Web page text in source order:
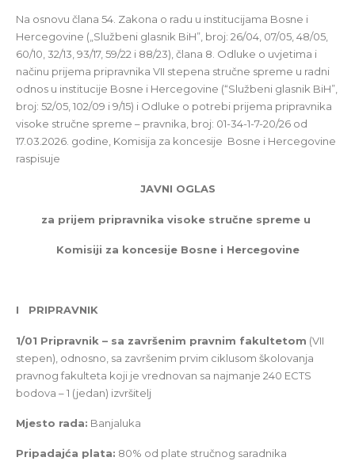
Na osnovu člana 54. Zakona o radu u institucijama Bosne i
Hercegovine („Službeni glasnik BiH”, broj: 26/04, 07/05, 48/05,
60/10, 32/13, 93/17, 59/22 i 88/23), člana 8. Odluke o uvjetima i
načinu prijema pripravnika VII stepena stručne spreme u radni
odnos u institucije Bosne i Hercegovine (“Službeni glasnik BiH”,
broj: 52/05, 102/09 i 9/15) i Odluke o potrebi prijema pripravnika
visoke stručne spreme – pravnika, broj: 01-34-1-7-20/26 od
17.03.2026. godine, Komisija za koncesije Bosne i Hercegovine
raspisuje
JAVNI OGLAS
za prijem pripravnika visoke stručne spreme u
Komisiji za koncesije Bosne i Hercegovine
I PRIPRAVNIK
1/01 Pripravnik – sa završenim pravnim fakultetom (VII
stepen), odnosno, sa završenim prvim ciklusom školovanja
pravnog fakulteta koji je vrednovan sa najmanje 240 ECTS
bodova – 1 (jedan) izvršitelj
Mjesto rada: Banjaluka
Pripadajća plata: 80% od plate stručnog saradnika